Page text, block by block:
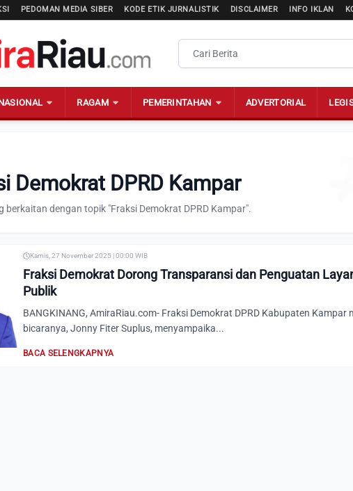
PEDOMAN MEDIA SIBER KODE ETIK JURNALISTIK DISCLAIMER INFO IKLAN
RAGAM PEMERINTAHAN ADVERTORIAL
Demokrat DPRD Kampar
berkaitan dengan topik "Fraksi Demokrat DPRD Kampar".
Kamis, 27 November 2025 | 00:00 WIB
Fraksi Demokrat Dorong Transparansi dan Penguatan
Publik
BANGKINANG, AmiraRiau.com- Fraksi Demokrat DPRD Kabupaten Kampar
bicaranya, Jonny Fiter Suplus, menyampaika...
BACA SELENGKAPNYA